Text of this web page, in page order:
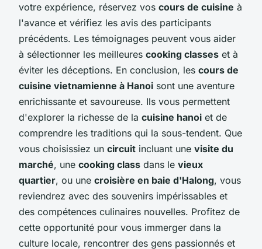
votre expérience, réservez vos cours de cuisine à
l'avance et vérifiez les avis des participants
précédents. Les témoignages peuvent vous aider
à sélectionner les meilleures cooking classes et à
éviter les déceptions. En conclusion, les cours de
cuisine vietnamienne à Hanoi sont une aventure
enrichissante et savoureuse. Ils vous permettent
d'explorer la richesse de la cuisine hanoi et de
comprendre les traditions qui la sous-tendent. Que
vous choisissiez un circuit incluant une visite du
marché, une cooking class dans le vieux
quartier, ou une croisière en baie d'Halong, vous
reviendrez avec des souvenirs impérissables et
des compétences culinaires nouvelles. Profitez de
cette opportunité pour vous immerger dans la
culture locale, rencontrer des gens passionnés et